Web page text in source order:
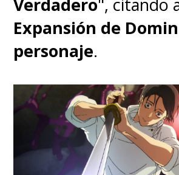
Verdadero", citando
Expansión de
personaje.